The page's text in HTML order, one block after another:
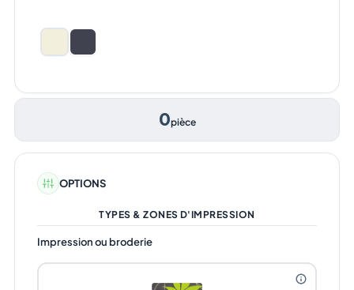
0pièce
OPTIONS
TYPES & ZONES D'IMPRESSION
Impression ou broderie